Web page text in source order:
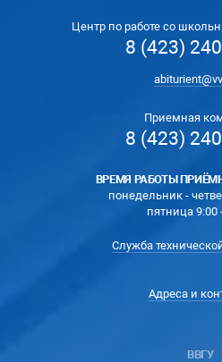
Центр по работе со
8 (423)
Приемная
8 (423)
ВРЕМЯ РАБОТЫ
понедельник -
пятница 9:00
Служба
Адреса и
ВВГУ